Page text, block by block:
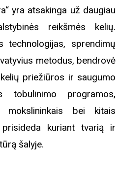
yra atsakinga už daugiau
reikšmės kelių.
technologijas, sprendimų
metodus, bendrovė
priežiūros ir saugumo
tobulinimo programos,
mokslininkais bei kitais
kuriant tvarią ir
šalyje.